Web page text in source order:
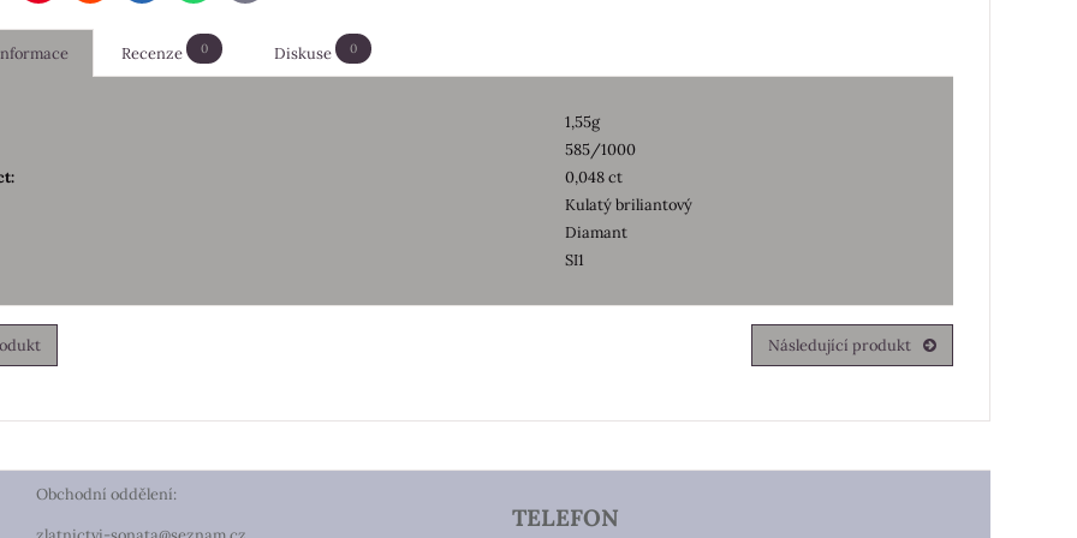
Recenze 0 Diskuse 0
1,55g
585/1000
0,048 ct
Kulatý briliantový
Diamant
SI1
Následující produkt
Obchodní oddělení:
TELEFON